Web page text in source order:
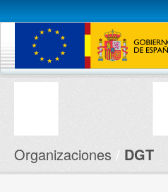
Conjuntos de datos
Organizaciones DGT